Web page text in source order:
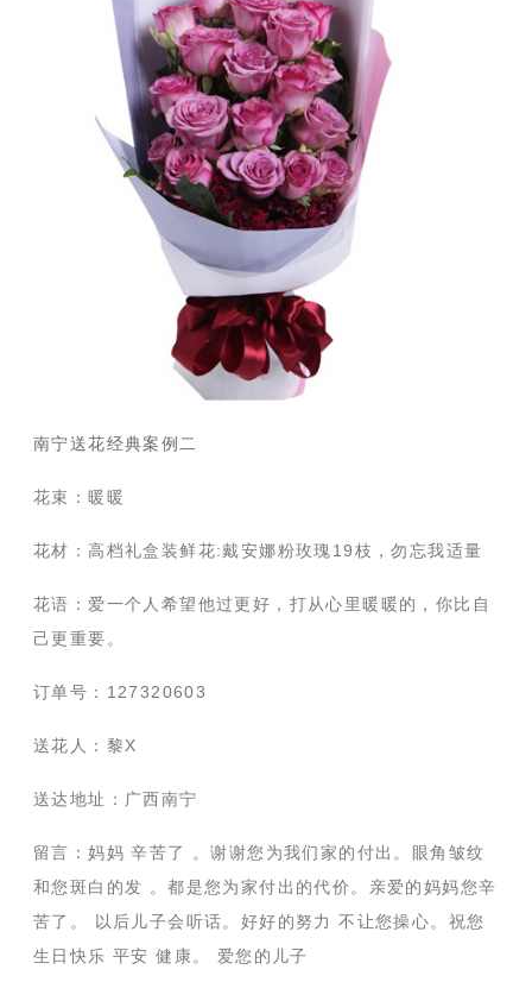
南宁送花经典案例二
花束：暖暖
花材：高档礼盒装鲜花:戴安娜粉玫瑰19枝，勿忘我适量
花语：爱一个人希望他过更好，打从心里暖暖的，你比自
己更重要。
订单号：127320603
送花人：黎X
送达地址：广西南宁
留言：妈妈 辛苦了 。谢谢您为我们家的付出。眼角皱纹
和您斑白的发 。都是您为家付出的代价。亲爱的妈妈您辛
苦了。 以后儿子会听话。好好的努力 不让您操心。祝您
生日快乐 平安 健康。 爱您的儿子